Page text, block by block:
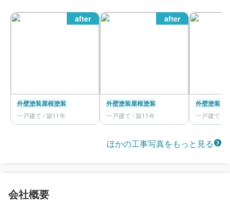
after
外壁塗装屋根塗装
一戸建て / 築11年
after
外壁塗装屋根塗装
一戸建て / 築11年
外壁塗装
一戸建て /
ほかの工事写真をもっと見る
会社概要